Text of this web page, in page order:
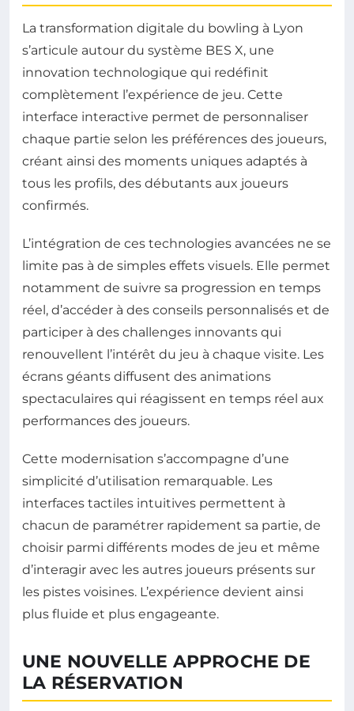
La transformation digitale du bowling à Lyon
s’articule autour du système BES X, une
innovation technologique qui redéfinit
complètement l’expérience de jeu. Cette
interface interactive permet de personnaliser
chaque partie selon les préférences des joueurs,
créant ainsi des moments uniques adaptés à
tous les profils, des débutants aux joueurs
confirmés.
L’intégration de ces technologies avancées ne se
limite pas à de simples effets visuels. Elle permet
notamment de suivre sa progression en temps
réel, d’accéder à des conseils personnalisés et de
participer à des challenges innovants qui
renouvellent l’intérêt du jeu à chaque visite. Les
écrans géants diffusent des animations
spectaculaires qui réagissent en temps réel aux
performances des joueurs.
Cette modernisation s’accompagne d’une
simplicité d’utilisation remarquable. Les
interfaces tactiles intuitives permettent à
chacun de paramétrer rapidement sa partie, de
choisir parmi différents modes de jeu et même
d’interagir avec les autres joueurs présents sur
les pistes voisines. L’expérience devient ainsi
plus fluide et plus engageante.
UNE NOUVELLE APPROCHE DE
LA RÉSERVATION